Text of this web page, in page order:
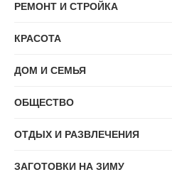
РЕМОНТ И СТРОЙКА
КРАСОТА
ДОМ И СЕМЬЯ
ОБЩЕСТВО
ОТДЫХ И РАЗВЛЕЧЕНИЯ
ЗАГОТОВКИ НА ЗИМУ